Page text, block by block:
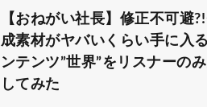
【おねがい社長】修正不可避
成素材がヤバいくらい手に入
ンテンツ”世界”をリスナーの
してみた